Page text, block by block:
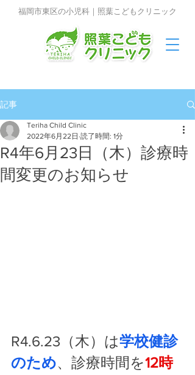
福岡市東区の小児科｜照葉こどもクリニック
記事
R4年6月23日（木）診療時
間変更のお知らせ
Teriha Child Clinic
2022年6月22日 読了時間: 1分
R4.6.23（木）は学校健診
のため、診療時間を12時